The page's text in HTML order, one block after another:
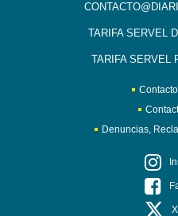
TARIFA SERVEL
TARIFA SERVEL
Denuncias,
X